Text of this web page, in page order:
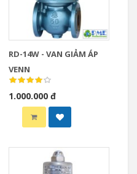
RD-14W - VAN GIẢM ÁP
VENN
1.000.000 đ